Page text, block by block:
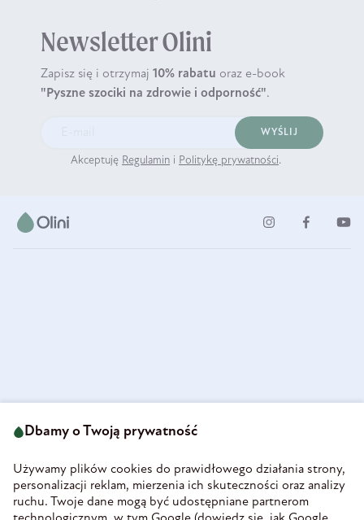
Newsletter Olini
Zapisz się i otrzymaj 10% rabatu oraz e-book
"Pyszne szociki na zdrowie i odporność".
WYŚLIJ
Akceptuję Regulamin i Politykę prywatności.
58-160 Świebodzice
REGON 890213034
INFORMACJE
Dbamy o Twoją prywatność
Używamy plików cookies do prawidłowego działania strony,
personalizacji reklam, mierzenia ich skuteczności oraz analizy
ruchu. Twoje dane mogą być udostępniane partnerom